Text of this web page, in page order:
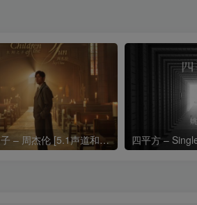
太阳之子 – 周杰伦 [5.1声道和192k母带] 四平方 –